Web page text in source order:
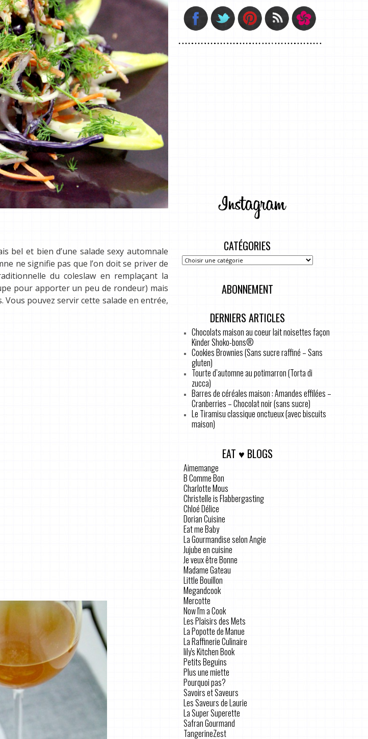
bel et bien d’une salade sexy automnale
ne signifie pas que l’on doit se priver de
du coleslaw en remplaçant la
pour apporter un peu de rondeur) mais
pouvez servir cette salade en entrée,
CATÉGORIES
ABONNEMENT
DERNIERS ARTICLES
Chocolats maison au coeur lait noisettes façon
Kinder Shoko-bons®
Cookies Brownies (Sans sucre raffiné – Sans
gluten)
Tourte d’automne au potimarron (Torta di
zucca)
Barres de céréales maison : Amandes effilées –
Cranberries – Chocolat noir (sans sucre)
Le Tiramisu classique onctueux (avec biscuits
maison)
EAT ♥ BLOGS
Aimemange
B Comme Bon
Charlotte Mous
Christelle is Flabbergasting
Chloé Délice
Dorian Cuisine
Eat me Baby
La Gourmandise selon Angie
Jujube en cuisine
Je veux être Bonne
Madame Gateau
Little Bouillon
Megandcook
Mercotte
Now I'm a Cook
Les Plaisirs des Mets
La Popotte de Manue
La Raffinerie Culinaire
lily's Kitchen Book
Petits Beguins
Plus une miette
Pourquoi pas?
Savoirs et Saveurs
Les Saveurs de Laurie
La Super Superette
Safran Gourmand
TangerineZest